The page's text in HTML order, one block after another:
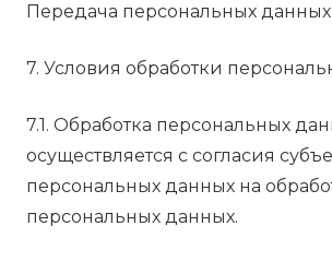
Передача персональных данных
7. Условия обработки
7.1. Обработка персональных
осуществляется с согласия
персональных данных на
персональных данных.